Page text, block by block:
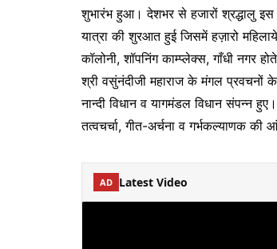
शुभारंभ हुआ। देशभर से हजारों श्रद्धालु इस
यात्रा की शुरआत हुई जिसमें हज़ारो
कॉलोनी, शॉपनिंग काम्प्लेक्स, गाँधी नगर
श्री वसुंनंदीजी महाराज के मंगल प्रवचनों
नान्दी विधान व यागमंडल विधान संपन्न
तत्वचर्चा, गीत-अर्चना व गर्भकल्याणक
AD Latest Video